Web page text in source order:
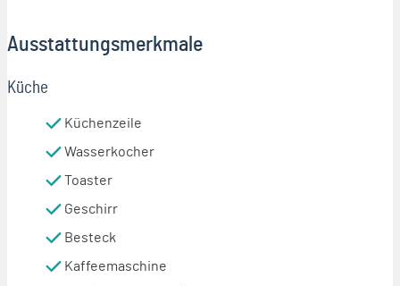
Ausstattungsmerkmale
Küche
Küchenzeile
Wasserkocher
Toaster
Geschirr
Besteck
Kaffeemaschine